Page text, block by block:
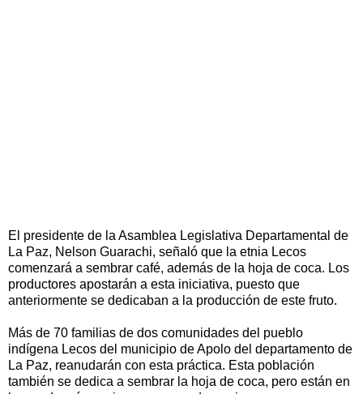
El presidente de la Asamblea Legislativa Departamental de
La Paz, Nelson Guarachi, señaló que la etnia Lecos
comenzará a sembrar café, además de la hoja de coca. Los
productores apostarán a esta iniciativa, puesto que
anteriormente se dedicaban a la producción de este fruto.
Más de 70 familias de dos comunidades del pueblo
indígena Lecos del municipio de Apolo del departamento de
La Paz, reanudarán con esta práctica. Esta población
también se dedica a sembrar la hoja de coca, pero están en